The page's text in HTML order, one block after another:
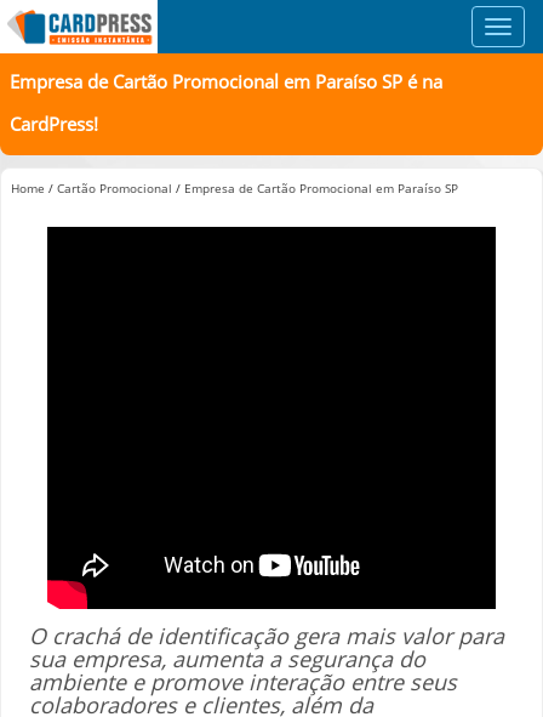
Empresa de Cartão Promocional em Paraíso SP é na
CardPress!
Home / Cartão Promocional / Empresa de Cartão Promocional em Paraíso SP
O crachá de identificação gera mais valor para
sua empresa, aumenta a segurança do
ambiente e promove interação entre seus
colaboradores e clientes, além da